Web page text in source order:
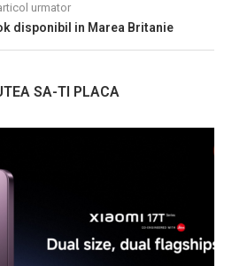
urmator
disponibil in Marea Britanie
SA-TI PLACA